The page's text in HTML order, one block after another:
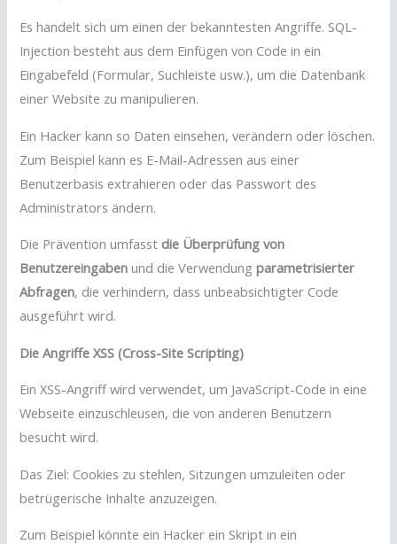
Es handelt sich um einen der bekanntesten Angriffe. SQL-
Injection besteht aus dem Einfügen von Code in ein
Eingabefeld (Formular, Suchleiste usw.), um die Datenbank
einer Website zu manipulieren.
Ein Hacker kann so Daten einsehen, verändern oder löschen.
Zum Beispiel kann es E-Mail-Adressen aus einer
Benutzerbasis extrahieren oder das Passwort des
Administrators ändern.
Die Prävention umfasst die Überprüfung von
Benutzereingaben und die Verwendungparametrisierter
Abfragen, die verhindern, dass unbeabsichtigter Code
ausgeführt wird.
Die Angriffe XSS (Cross-Site Scripting)
Ein XSS-Angriff wird verwendet, um JavaScript-Code in eine
Webseite einzuschleusen, die von anderen Benutzern
besucht wird.
Das Ziel: Cookies zu stehlen, Sitzungen umzuleiten oder
betrügerische Inhalte anzuzeigen.
Zum Beispiel könnte ein Hacker ein Skript in ein